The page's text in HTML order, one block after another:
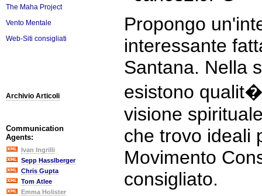
The Maha Project
Vento Mentale
Web-Siti consigliati
Archivio Articoli
Communication
Agents:
Ivan Ingrilli
Sepp Hasslberger
Chris Gupta
Tom Atlee
Emma Holister
Propongo
interessante
Santana. Nella
esistono
visione
che trovo ideali
Movimento
consigliato.